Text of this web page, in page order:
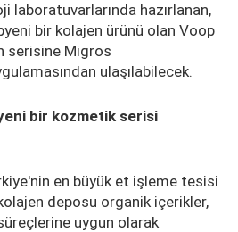
laboratuvarlarında hazırlanan,
bir kolajen ürünü olan Voop
serisine Migros
ulaşılabilecek.
bir kozmetik serisi
en büyük et işleme tesisi
deposu organik içerikler,
uygun olarak